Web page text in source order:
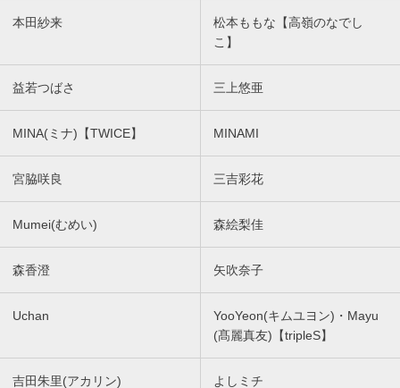
本田紗来
松本ももな【高嶺のなでし
こ】
益若つばさ 三上悠亜
MINA(ミナ)【TWICE】 MINAMI
宮脇咲良 三吉彩花
Mumei(むめい) 森絵梨佳
森香澄 矢吹奈子
Uchan
YooYeon(キムユヨン)・Mayu
(髙麗真友)【tripleS】
吉田朱里(アカリン) よしミチ